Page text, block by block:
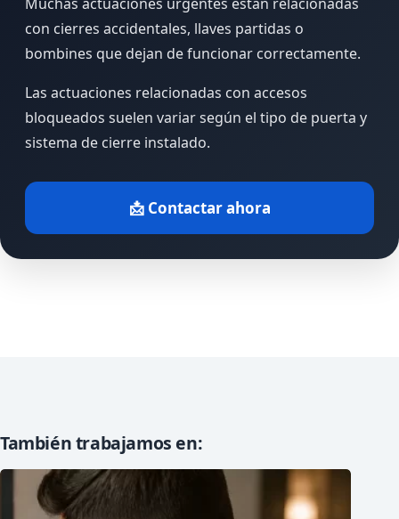
con cierres accidentales, llaves partidas o
bombines que dejan de funcionar correctamente.
Las actuaciones relacionadas con accesos
bloqueados suelen variar según el tipo de puerta y
sistema de cierre instalado.
📩 Contactar ahora
También trabajamos en: